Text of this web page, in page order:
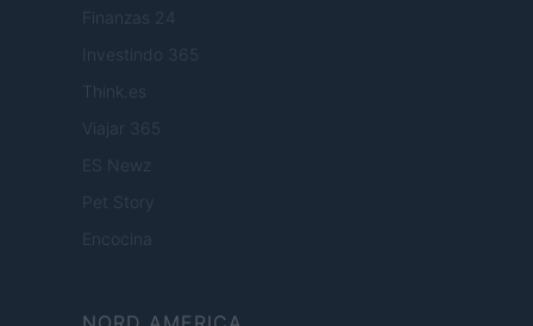
Finanzas 24
Investindo 365
Think.es
Viajar 365
ES Newz
Pet Story
Encocina